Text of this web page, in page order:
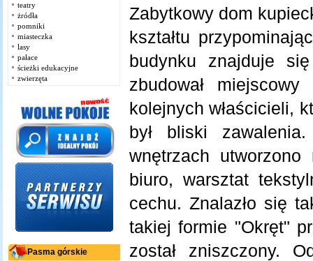
teatry
żródła
pomniki
miasteczka
lasy
pałace
ścieżki edukacyjne
zwierzęta
Pasma górskie
Zabytkowy dom
kształtu
budynku znajduje
zbudował
kolejnych właścicieli,
był bliski
wnętrzach
biuro, warsztat
cechu. Znalazło się
takiej formie "Okręt"
został zniszczony.